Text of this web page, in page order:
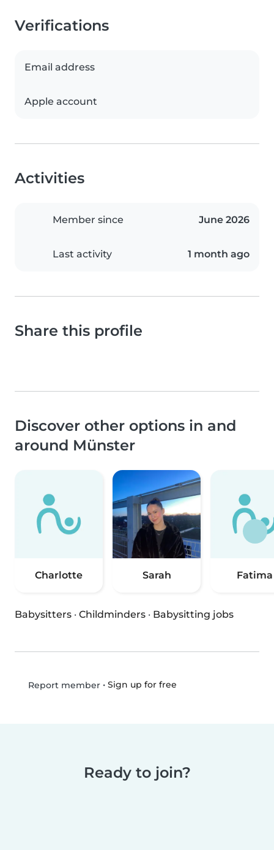
Verifications
Email address
Apple account
Activities
Member since June 2026
Last activity 1 month ago
Share this profile
Discover other options in and
around Münster
Charlotte Sarah Fatima
Babysitters · Childminders · Babysitting jobs
Report member• Sign up for free
Ready to join?